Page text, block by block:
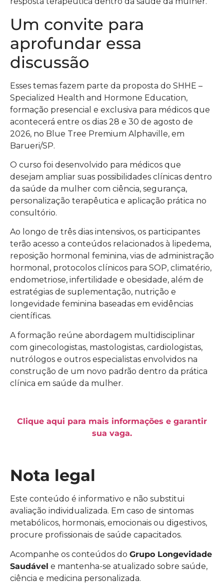
Um convite para
aprofundar essa
discussão
Esses temas fazem parte da proposta do SHHE –
Specialized Health and Hormone Education,
formação presencial e exclusiva para médicos que
acontecerá entre os dias 28 e 30 de agosto de
2026, no Blue Tree Premium Alphaville, em
Barueri/SP.
O curso foi desenvolvido para médicos que
desejam ampliar suas possibilidades clínicas dentro
da saúde da mulher com ciência, segurança,
personalização terapêutica e aplicação prática no
consultório.
Ao longo de três dias intensivos, os participantes
terão acesso a conteúdos relacionados à lipedema,
reposição hormonal feminina, vias de administração
hormonal, protocolos clínicos para SOP, climatério,
endometriose, infertilidade e obesidade, além de
estratégias de suplementação, nutrição e
longevidade feminina baseadas em evidências
científicas.
A formação reúne abordagem multidisciplinar
com ginecologistas, mastologistas, cardiologistas,
nutrólogos e outros especialistas envolvidos na
construção de um novo padrão dentro da prática
clínica em saúde da mulher.
Clique aqui para mais informações e garantir
sua vaga.
Nota legal
Este conteúdo é informativo e não substitui
avaliação individualizada. Em caso de sintomas
metabólicos, hormonais, emocionais ou digestivos,
procure profissionais de saúde capacitados.
Acompanhe os conteúdos do Grupo Longevidade
Saudável e mantenha-se atualizado sobre saúde,
ciência e medicina personalizada.